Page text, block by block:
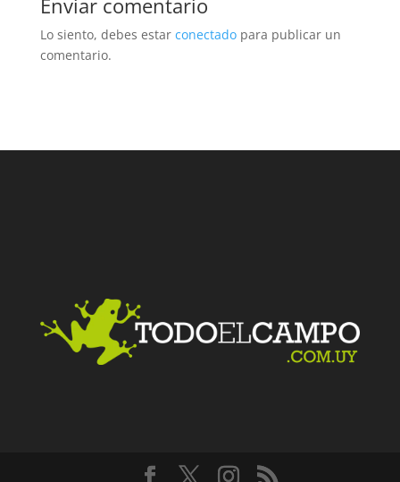
Lo siento, debes estar conectadopara publicar un
comentario.
Facebook